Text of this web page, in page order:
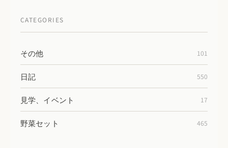
CATEGORIES
その他 101
日記 550
見学、イベント 17
野菜セット 465